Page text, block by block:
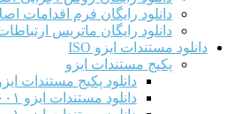
دانلود رایگان فرم اقدامات
دانلود رایگان ماتریس
دانلود مستندات ایزو ISO
پکیج مستندات ایزو
دانلود پکیج مستندات ایزو
دانلود مستندات ایزو ۱۴۰۰۱